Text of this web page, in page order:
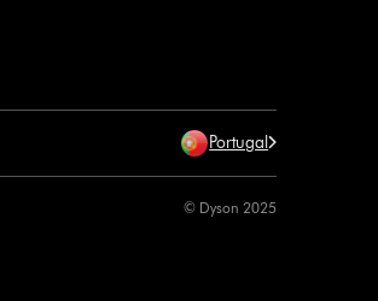
Portugal
© Dyson 2025